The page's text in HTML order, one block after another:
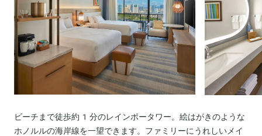
ビーチまで徒歩約1分のレインボータワー。絵はがきのような
ホノルルの海岸線を一望できます。ファミリーにうれしいメイ